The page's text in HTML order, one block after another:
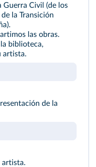
Guerra Civil (de los
la Transición
las obras.
biblioteca,
artista.
de la
artista.